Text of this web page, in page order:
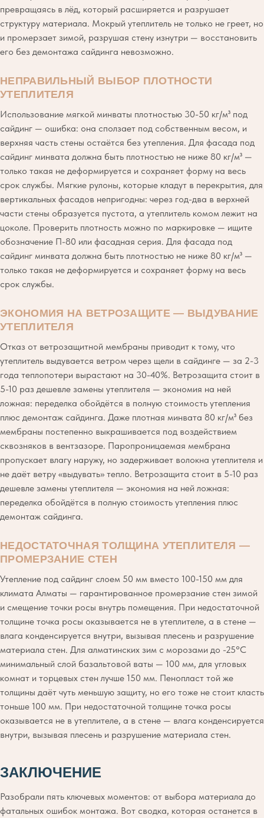
превращаясь в лёд, который расширяется и разрушает
структуру материала. Мокрый утеплитель не только не греет, но
и промерзает зимой, разрушая стену изнутри — восстановить
его без демонтажа сайдинга невозможно.
НЕПРАВИЛЬНЫЙ ВЫБОР ПЛОТНОСТИ
УТЕПЛИТЕЛЯ
Использование мягкой минваты плотностью 30-50 кг/м³ под
сайдинг — ошибка: она сползает под собственным весом, и
верхняя часть стены остаётся без утепления. Для фасада под
сайдинг минвата должна быть плотностью не ниже 80 кг/м³ —
только такая не деформируется и сохраняет форму на весь
срок службы. Мягкие рулоны, которые кладут в перекрытия, для
вертикальных фасадов непригодны: через год-два в верхней
части стены образуется пустота, а утеплитель комом лежит на
цоколе. Проверить плотность можно по маркировке — ищите
обозначение П-80 или фасадная серия. Для фасада под
сайдинг минвата должна быть плотностью не ниже 80 кг/м³ —
только такая не деформируется и сохраняет форму на весь
срок службы.
ЭКОНОМИЯ НА ВЕТРОЗАЩИТЕ — ВЫДУВАНИЕ
УТЕПЛИТЕЛЯ
Отказ от ветрозащитной мембраны приводит к тому, что
утеплитель выдувается ветром через щели в сайдинге — за 2-3
года теплопотери вырастают на 30-40%. Ветрозащита стоит в
5-10 раз дешевле замены утеплителя — экономия на ней
ложная: переделка обойдётся в полную стоимость утепления
плюс демонтаж сайдинга. Даже плотная минвата 80 кг/м³ без
мембраны постепенно выкрашивается под воздействием
сквозняков в вентзазоре. Паропроницаемая мембрана
пропускает влагу наружу, но задерживает волокна утеплителя и
не даёт ветру «выдувать» тепло. Ветрозащита стоит в 5-10 раз
дешевле замены утеплителя — экономия на ней ложная:
переделка обойдётся в полную стоимость утепления плюс
демонтаж сайдинга.
НЕДОСТАТОЧНАЯ ТОЛЩИНА УТЕПЛИТЕЛЯ —
ПРОМЕРЗАНИЕ СТЕН
Утепление под сайдинг слоем 50 мм вместо 100-150 мм для
климата Алматы — гарантированное промерзание стен зимой
и смещение точки росы внутрь помещения. При недостаточной
толщине точка росы оказывается не в утеплителе, а в стене —
влага конденсируется внутри, вызывая плесень и разрушение
материала стен. Для алматинских зим с морозами до -25°C
минимальный слой базальтовой ваты — 100 мм, для угловых
комнат и торцевых стен лучше 150 мм. Пенопласт той же
толщины даёт чуть меньшую защиту, но его тоже не стоит класть
тоньше 100 мм. При недостаточной толщине точка росы
оказывается не в утеплителе, а в стене — влага конденсируется
внутри, вызывая плесень и разрушение материала стен.
ЗАКЛЮЧЕНИЕ
Разобрали пять ключевых моментов: от выбора материала до
фатальных ошибок монтажа. Вот сводка, которая останется в